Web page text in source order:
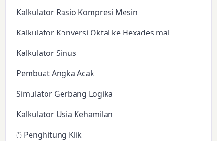
Kalkulator Rasio Kompresi Mesin
Kalkulator Konversi Oktal ke Hexadesimal
Kalkulator Sinus
Pembuat Angka Acak
Simulator Gerbang Logika
Kalkulator Usia Kehamilan
🖱️ Penghitung Klik